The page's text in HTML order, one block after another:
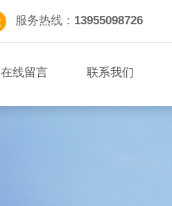
服务热线： 13955098726
在线留言 联系我们